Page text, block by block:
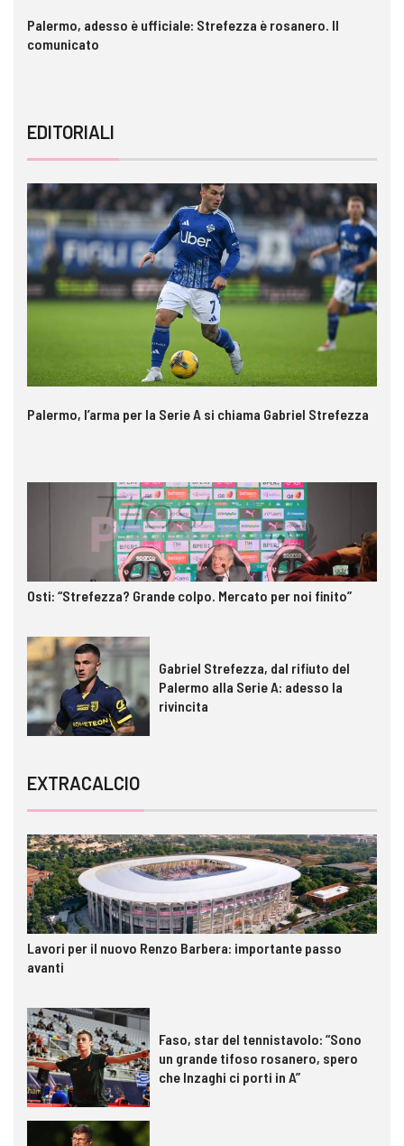
Palermo, adesso è ufficiale: Strefezza è rosanero. Il
comunicato
EDITORIALI
Palermo, l’arma per la Serie A si chiama Gabriel Strefezza
Osti: “Strefezza? Grande colpo. Mercato per noi finito”
Gabriel Strefezza, dal rifiuto del
Palermo alla Serie A: adesso la
rivincita
EXTRACALCIO
Lavori per il nuovo Renzo Barbera: importante passo
avanti
Faso, star del tennistavolo: “Sono
un grande tifoso rosanero, spero
che Inzaghi ci porti in A”